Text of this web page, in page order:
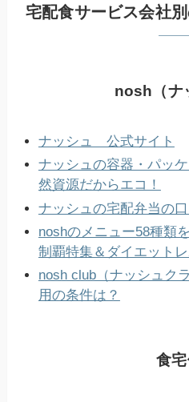
宅配食サービス会社
nosh（ナ
ナッシュ 公式サイト
ナッシュの容器・パッ
然資源だからエコ！
ナッシュの宅配弁当の
noshのメニュー58種類
制覇特集＆ダイエットレ
nosh club（ナッシュク
用の条件は？
食